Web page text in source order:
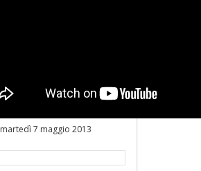
martedì 7 maggio 2013